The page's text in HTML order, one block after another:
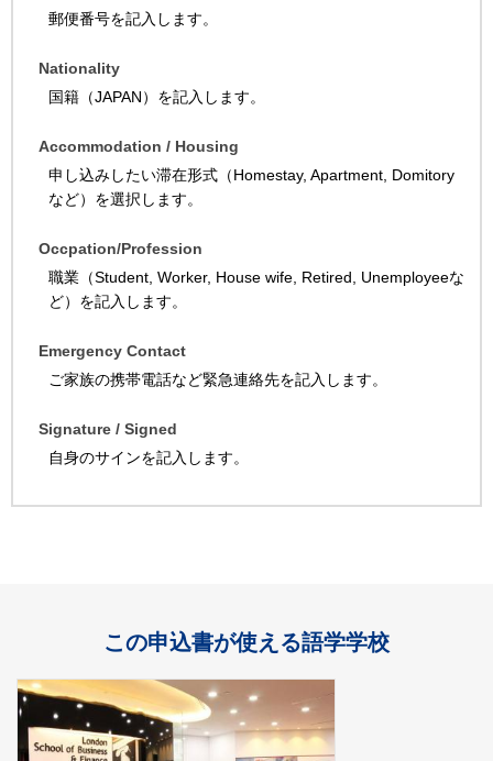
郵便番号を記入します。
Nationality
国籍（JAPAN）を記入します。
Accommodation / Housing
申し込みしたい滞在形式（Homestay, Apartment, Domitory
など）を選択します。
Occpation/Profession
職業（Student, Worker, House wife, Retired, Unemployeeな
ど）を記入します。
Emergency Contact
ご家族の携帯電話など緊急連絡先を記入します。
Signature / Signed
自身のサインを記入します。
この申込書が使える語学学校